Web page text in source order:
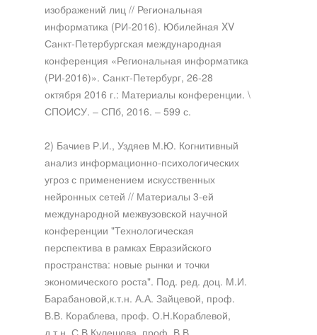
изображений лиц // Региональная
информатика (РИ-2016). Юбилейная XV
Санкт-Петербургская международная
конференция «Региональная информатика
(РИ-2016)». Санкт-Петербург, 26-28
октября 2016 г.: Материалы конференции. \
СПОИСУ. – СПб, 2016. – 599 с.
2) Бачиев Р.И., Уздяев М.Ю. Когнитивный
анализ информационно-психологических
угроз с применением искусственных
нейронных сетей // Материалы 3-ей
международной межвузовской научной
конференции "Технологическая
перспектива в рамках Евразийского
пространства: новые рынки и точки
экономического роста". Под. ред. доц. М.И.
Барабановой,к.т.н. А.А. Зайцевой, проф.
В.В. Кораблева, проф. О.Н.Кораблевой,
д.т.н. С.В.Кулешова, проф. В.В.